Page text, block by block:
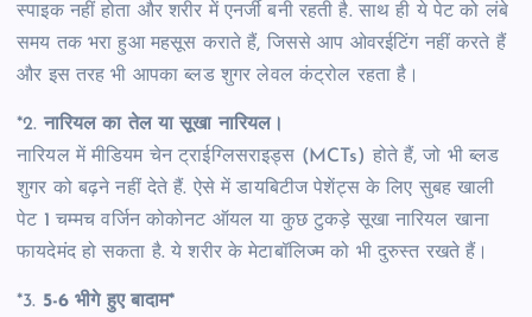
स्पाइक नहीं होता और शरीर में एनर्जी बनी रहती है. साथ ही ये पेट को लंबे
समय तक भरा हुआ महसूस कराते हैं, जिससे आप ओवरईटिंग नहीं करते हैं
और इस तरह भी आपका ब्लड शुगर लेवल कंट्रोल रहता है।
*2. नारियल का तेल या सूखा नारियल।
नारियल में मीडियम चेन ट्राईग्लिसराइड्स (MCTs) होते हैं, जो भी ब्लड
शुगर को बढ़ने नहीं देते हैं. ऐसे में डायबिटीज पेशेंट्स के लिए सुबह खाली
पेट 1 चम्मच वर्जिन कोकोनट ऑयल या कुछ टुकड़े सूखा नारियल खाना
फायदेमंद हो सकता है. ये शरीर के मेटाबॉलिज्म को भी दुरुस्त रखते हैं।
*3. 5-6 भीगे हुए बादाम*